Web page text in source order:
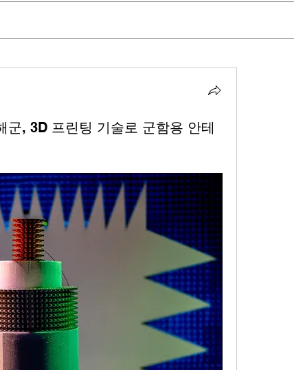
군, 3D 프린팅 기술로 군함용 안테